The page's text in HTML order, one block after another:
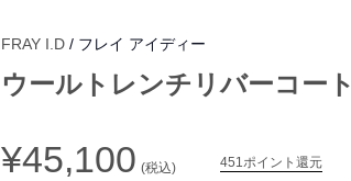
FRAY I.D / フレイ アイディー
ウールトレンチリバーコート
¥45,100 (税込) 451ポイント還元